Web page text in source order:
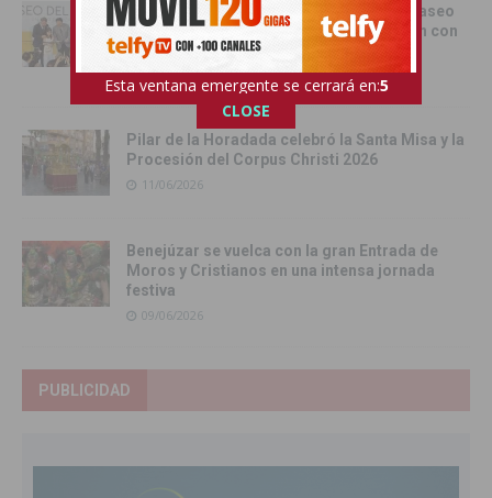
Torrevieja inaugura el Centro de Ocio ‘Paseo
del Mar’ y recupera su histórica conexión con
el Mediterráneo
12/06/2026
Pilar de la Horadada celebró la Santa Misa y la
Procesión del Corpus Christi 2026
11/06/2026
Benejúzar se vuelca con la gran Entrada de
Moros y Cristianos en una intensa jornada
festiva
09/06/2026
PUBLICIDAD
Esta ventana emergente se cerrará en:4
CLOSE